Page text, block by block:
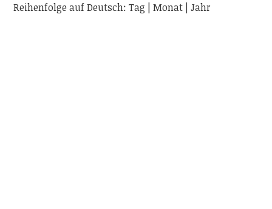
Reihenfolge auf Deutsch: Tag | Monat | Jahr